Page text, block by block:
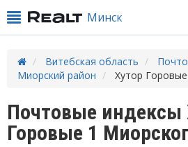
Минск
Витебская область
Миорский район
Хутор Горовые
Почтовые индексы
Горовые 1